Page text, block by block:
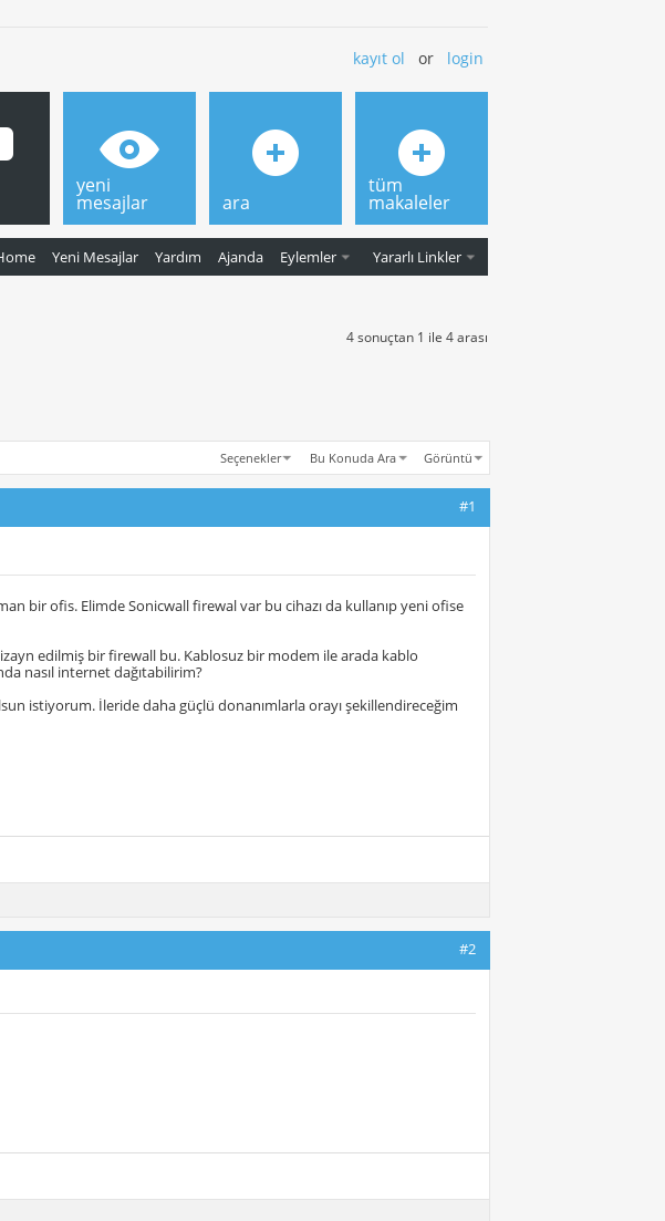
kayıt ol or login
Yeni Mesajlar Yardım Ajanda Eylemler Yararlı Linkler
yeni
mesajlar ara
tüm
makaleler
4 sonuçtan 1 ile 4 arası
Seçenekler Bu Konuda Ara Görüntü
#1
bir ofis. Elimde Sonicwall firewal var bu cihazı da kullanıp yeni ofise
edilmiş bir firewall bu. Kablosuz bir modem ile arada kablo
nasıl internet dağıtabilirim?
istiyorum. İleride daha güçlü donanımlarla orayı şekillendireceğim
#2